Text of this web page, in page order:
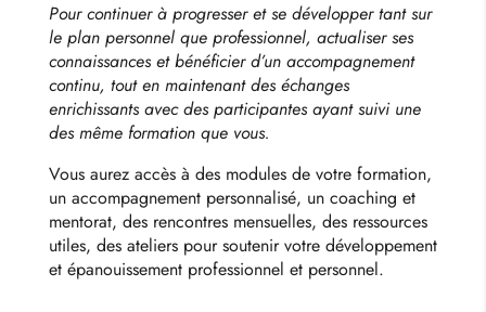
Pour continuer à progresser et se développer tant sur
le plan personnel que professionnel, actualiser ses
connaissances et bénéficier d’un accompagnement
continu, tout en maintenant des échanges
enrichissants avec des participantes ayant suivi une
des même formation que vous.
Vous aurez accès à des modules de votre formation,
un accompagnement personnalisé, un coaching et
mentorat, des rencontres mensuelles, des ressources
utiles, des ateliers pour soutenir votre développement
et épanouissement professionnel et personnel.